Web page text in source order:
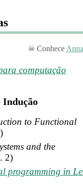
Conhece Anna
computação
Indução
to Functional
and the
2)
programming in